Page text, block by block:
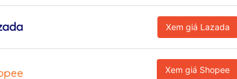
Xem giá Lazada
Xem giá Shopee